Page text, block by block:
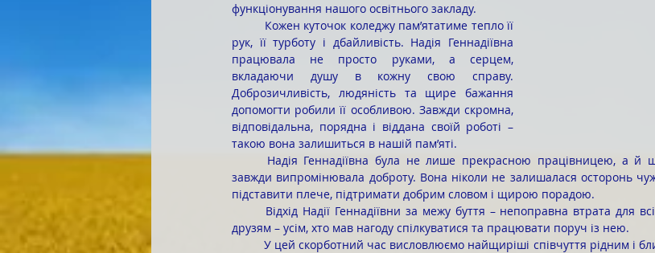
функціонування нашого освітнього закладу.
рук, її турботу і дбайливість. Надія Геннадіївна
працювала не просто руками, а серцем,
вкладаючи душу в кожну свою справу.
Доброзичливість, людяність та щире бажання
допомогти робили її особливою. Завжди скромна,
відповідальна, порядна і віддана своїй роботі –
такою вона залишиться в нашій пам’яті.
завжди випромінювала доброту. Вона ніколи не залишалася осторонь
підставити плече, підтримати добрим словом і щирою порадою.
друзям – усім, хто мав нагоду спілкуватися та працювати поруч із нею.
	У цей скорботний час висловлюємо найщиріші співчуття рідним і близьким. Розділяємо біль втрати